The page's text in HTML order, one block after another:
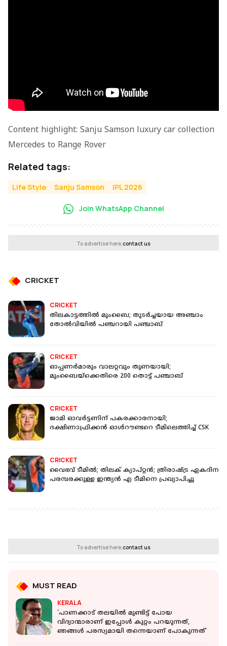
Content highlight: Sanju Samson luxury car collection
Mercedes to Range Rover
Related tags:
Life Style Sanju Samson IPL 2026
Join WhatsApp Channel
To advertise here,contact us
CRICKET
CRICKET
തിലകാട്ടത്തിൽ മുംബൈ; തുടർച്ചയായ അഞ്ചാം
തോൽവിയിൽ പഞ്ചറായി പഞ്ചാബ്
CRICKET
ഓപ്പണർമാരും വാലറ്റവും തുണയായി;
മുംബൈയ്ക്കെതിരെ 200 തൊട്ട് പഞ്ചാബ്
CRICKET
ജാമി ഓവർട്ടണിന് പകരക്കാരനായി;
ദക്ഷിണാഫ്രിക്കൻ ഓൾറൗണ്ടറെ ടീമിലെത്തിച്ച് CSK
CRICKET
വൈഭവ് ടീമിൽ; തിലക് ക്യാപ്റ്റൻ; ത്രിരാഷ്ട്ര ഏകദിന
പരമ്പരക്കുള്ള ഇന്ത്യൻ എ ടീമിനെ പ്രഖ്യാപിച്ചു
To advertise here,contact us
MUST READ
KERALA
'പാണക്കാട് തലയിൽ മുണ്ടിട്ട് പോയ
വിദ്വാന്മാരാണ് ഇപ്പോൾ കുറ്റം പറയുന്നത്,
ഞങ്ങൾ പരസ്യമായി തന്നെയാണ് പോകുന്നത്'